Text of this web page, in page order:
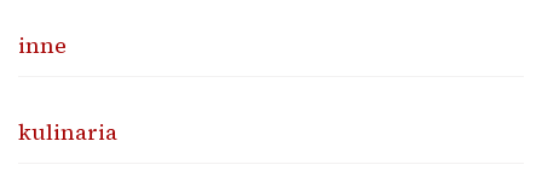
inne
kulinaria